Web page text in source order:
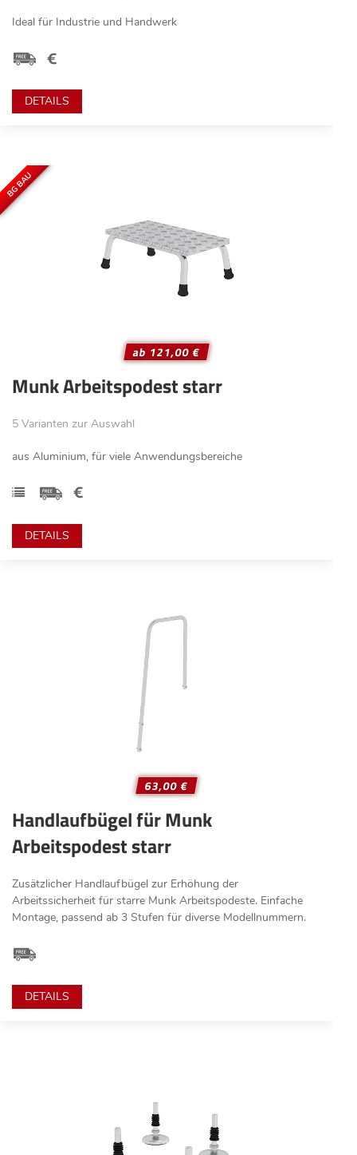
Ideal für Industrie und Handwerk
DETAILS
ab 121,00 €
Munk Arbeitspodest starr
5 Varianten zur Auswahl
aus Aluminium, für viele Anwendungsbereiche
DETAILS
BG BAU
63,00 €
Handlaufbügel für Munk
Arbeitspodest starr
Zusätzlicher Handlaufbügel zur Erhöhung der
Arbeitssicherheit für starre Munk Arbeitspodeste. Einfache
Montage, passend ab 3 Stufen für diverse Modellnummern.
DETAILS